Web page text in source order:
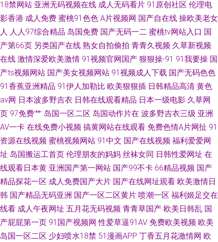
18禁网站 亚洲无码视频在线 成人无码看片 91原创社区 伦理电
影香港 成人免费 蜜桃91色色 A片视频网 国产自在线 操欧美老女
人 人人97综合精品 岛国免费 国产无码一二 蜜桃tv网站入口 国
产第66页 另类国产在线 熟女自拍偷拍 青青久视频 久草新视频
在线 激情深爱欧美激情 91视频官网国产 狠狠操-91 91我要操 国
产ts视频网站 国产美女视频网站 91视频成人下载 国产无码色色
91香蕉亚洲精品 91伊人加勒比 欧美狠狠插 日韩精品高清 黄色
av网 日本波多野吉衣 日韩在线观看精品 日本一级电影 久草网
页 97免费艹 岛国一区二区 岛国动作片在 波多野吉衣三级 亚洲
AV一卡 在线免费小视频 搞黄网站在线观看 免费色情A片网扯 91
资源在线视频 蜜桃视频网站 91中文 国产在线视频 福利爱爱网
址 岛国搬运工首页 伦理朋友的妈妈 丝袜女同 日韩性爱网址 在
线观看日本黄 亚洲国产第一网站 国产99不卡 66精品视频 国产
精品探花一区 成人免费国产大片 国产在线网址观看 欧美激情日
韩 国产精品无码亚洲 国产一区二区黄片 喷潮一区 福利姬足交在
线看 成人午夜网址 五月花无码视频 青青草国产 欧美日韩乱 国
产屁屁第一页 91国产视频网 性爱草逼91AV 免费欧美视频 欧美
岛国一区二区 少妇喷水18禁 51漫画APP 丁香五月花激情网 欧